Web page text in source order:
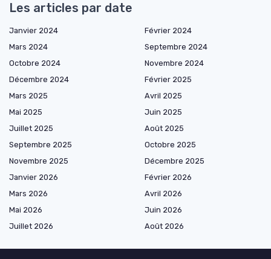
Les articles par date
Janvier 2024
Février 2024
Mars 2024
Septembre 2024
Octobre 2024
Novembre 2024
Décembre 2024
Février 2025
Mars 2025
Avril 2025
Mai 2025
Juin 2025
Juillet 2025
Août 2025
Septembre 2025
Octobre 2025
Novembre 2025
Décembre 2025
Janvier 2026
Février 2026
Mars 2026
Avril 2026
Mai 2026
Juin 2026
Juillet 2026
Août 2026